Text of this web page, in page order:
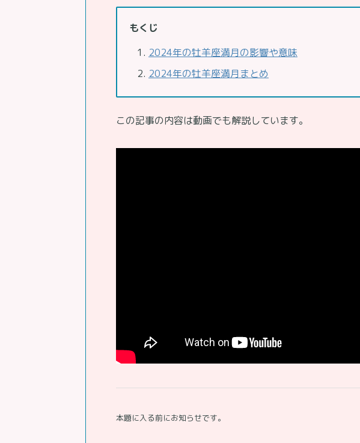
もくじ
2024年の牡羊座満月の影響や意味
2024年の牡羊座満月まとめ
この記事の内容は動画でも解説しています。
本題に入る前にお知らせです。